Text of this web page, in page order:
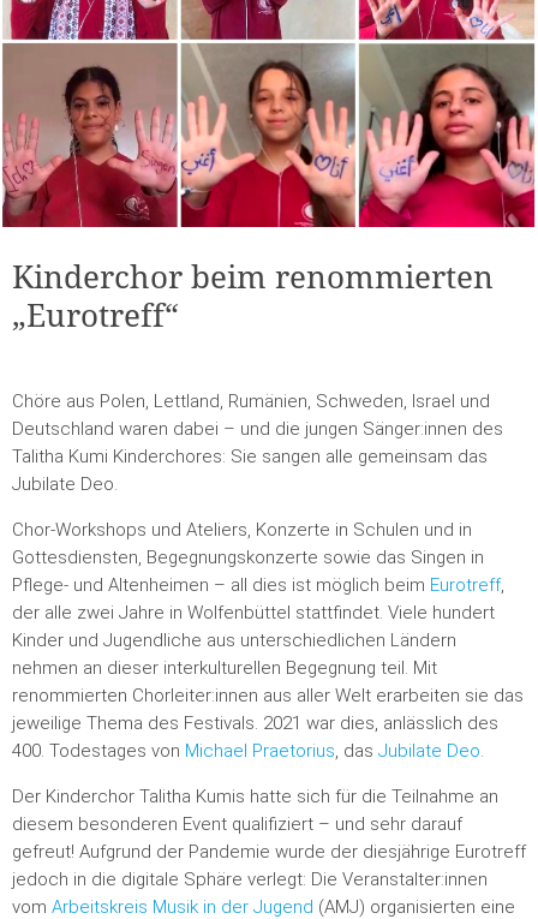
Kinderchor beim renommierten
„Eurotreff“
Chöre aus Polen, Lettland, Rumänien, Schweden, Israel und
Deutschland waren dabei – und die jungen Sänger:innen des
Talitha Kumi Kinderchores: Sie sangen alle gemeinsam das
Jubilate Deo.
Chor-Workshops und Ateliers, Konzerte in Schulen und in
Gottesdiensten, Begegnungskonzerte sowie das Singen in
Pflege- und Altenheimen – all dies ist möglich beim Eurotreff,
der alle zwei Jahre in Wolfenbüttel stattfindet. Viele hundert
Kinder und Jugendliche aus unterschiedlichen Ländern
nehmen an dieser interkulturellen Begegnung teil. Mit
renommierten Chorleiter:innen aus aller Welt erarbeiten sie das
jeweilige Thema des Festivals. 2021 war dies, anlässlich des
400. Todestages von Michael Praetorius, das Jubilate Deo.
Der Kinderchor Talitha Kumis hatte sich für die Teilnahme an
diesem besonderen Event qualifiziert – und sehr darauf
gefreut! Aufgrund der Pandemie wurde der diesjährige Eurotreff
jedoch in die digitale Sphäre verlegt: Die Veranstalter:innen
vom Arbeitskreis Musik in der Jugend (AMJ) organisierten eine